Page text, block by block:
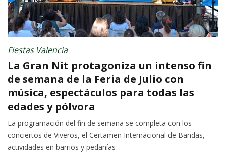
Fiestas Valencia
La Gran Nit protagoniza un intenso fin
de semana de la Feria de Julio con
música, espectáculos para todas las
edades y pólvora
La programación del fin de semana se completa con los
conciertos de Viveros, el Certamen Internacional de Bandas,
actividades en barrios y pedanías